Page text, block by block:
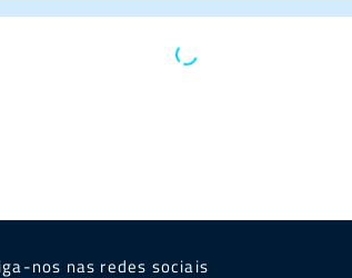
nos nas redes sociais